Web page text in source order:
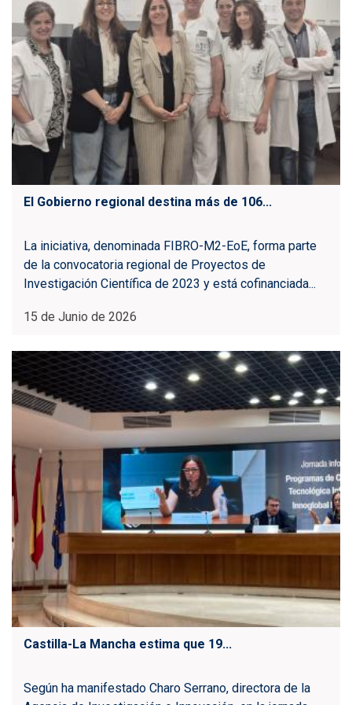
El Gobierno regional destina más de 106...
La iniciativa, denominada FIBRO-M2-EoE, forma parte
de la convocatoria regional de Proyectos de
Investigación Científica de 2023 y está cofinanciada...
15 de Junio de 2026
Castilla-La Mancha estima que 19...
Según ha manifestado Charo Serrano, directora de la